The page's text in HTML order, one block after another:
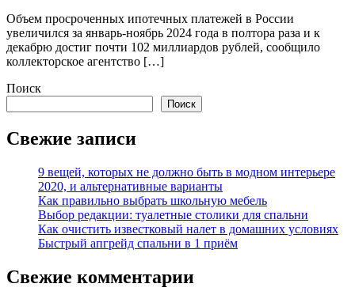
Объем просроченных ипотечных платежей в России
увеличился за январь-ноябрь 2024 года в полтора раза и к
декабрю достиг почти 102 миллиардов рублей, сообщило
коллекторское агентство […]
Поиск
Поиск
Свежие записи
9 вещей, которых не должно быть в модном интерьере
2020, и альтернативные варианты
Как правильно выбрать школьную мебель
Выбор редакции: туалетные столики для спальни
Как очистить известковый налет в домашних условиях
Быстрый апгрейд спальни в 1 приём
Свежие комментарии